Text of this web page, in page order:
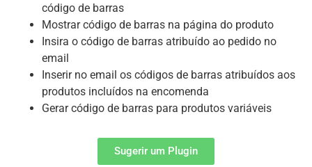
código de barras
Mostrar código de barras na página do produto
Insira o código de barras atribuído ao pedido no
email
Inserir no email os códigos de barras atribuídos aos
produtos incluídos na encomenda
Gerar código de barras para produtos variáveis
Sugerir um Plugin